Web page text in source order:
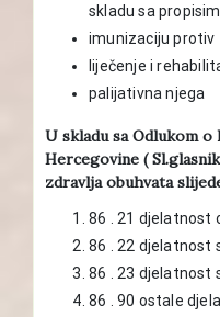
skladu sa
imunizaciju protiv
liječenje i
palijativna njega
U skladu sa Odlukom
Hercegovine (
zdravlja obuhvata
86 . 21 djelatnost
86 . 22 djelatnost
86 . 23 djelatnost
86 . 90 ostale